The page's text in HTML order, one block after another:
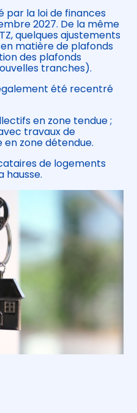
par la loi de finances
2027. De la même
quelques ajustements
matière de plafonds
des plafonds
tranches).
été recentré
en zone tendue ;
travaux de
zone détendue.
de logements
hausse.